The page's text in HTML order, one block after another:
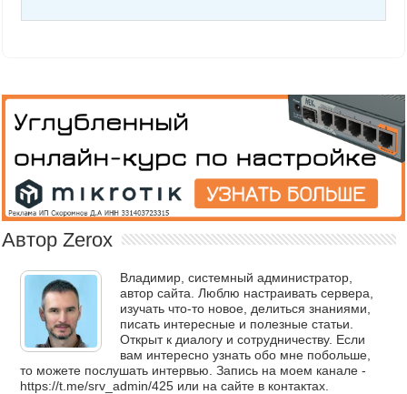
Автор Zerox
Владимир, системный администратор,
автор сайта. Люблю настраивать сервера,
изучать что-то новое, делиться знаниями,
писать интересные и полезные статьи.
Открыт к диалогу и сотрудничеству. Если
вам интересно узнать обо мне побольше,
то можете послушать интервью. Запись на моем канале -
https://t.me/srv_admin/425 или на сайте в контактах.